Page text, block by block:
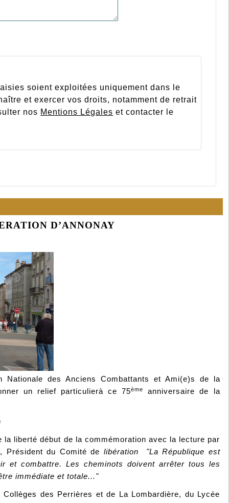
soient exploitées uniquement dans le
et exercer vos droits, notamment de retrait
nos Mentions Légales et contacter le
D’ANNONAY
Nationale des Anciens Combattants et Ami(e)s de la
un relief particulierà ce 75ème
anniversaire de la
liberté début de la commémoration avec la lecture par
Président du Comité de libération "La République est
et combattre. Les cheminots doivent arrêter tous les
immédiate et totale..."
des Perrières et de La Lombardière, du Lycée